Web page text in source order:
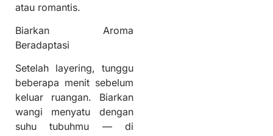
atau romantis.
Biarkan Aroma
Beradaptasi
Setelah layering, tunggu
beberapa menit sebelum
keluar ruangan. Biarkan
wangi menyatu dengan
suhu tubuhmu — di